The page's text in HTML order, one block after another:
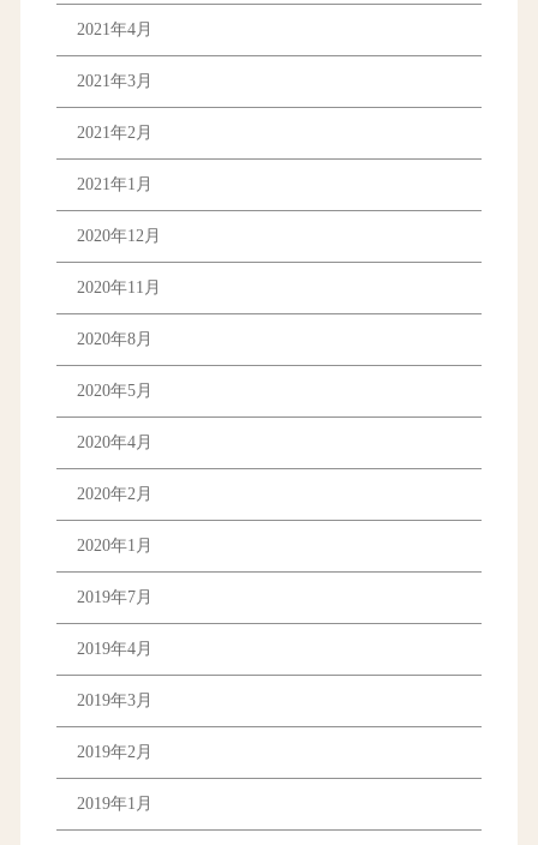
2021年4月
2021年3月
2021年2月
2021年1月
2020年12月
2020年11月
2020年8月
2020年5月
2020年4月
2020年2月
2020年1月
2019年7月
2019年4月
2019年3月
2019年2月
2019年1月